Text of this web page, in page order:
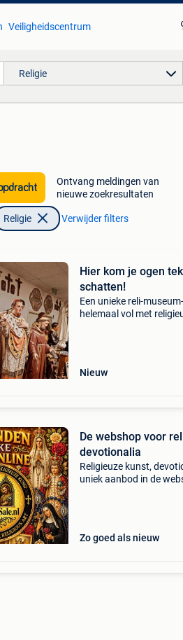
Veiligheidscentrum
Religie
Ontvang meldingen van
nieuwe zoekresultaten
Religie Verwijder filters
Hier kom je ogen
schatten!
Een unieke reli-
helemaal vol met
Nieuw
De webshop voor
devotionalia
Religieuze kunst,
uniek aanbod in de
Zo goed als nieuw